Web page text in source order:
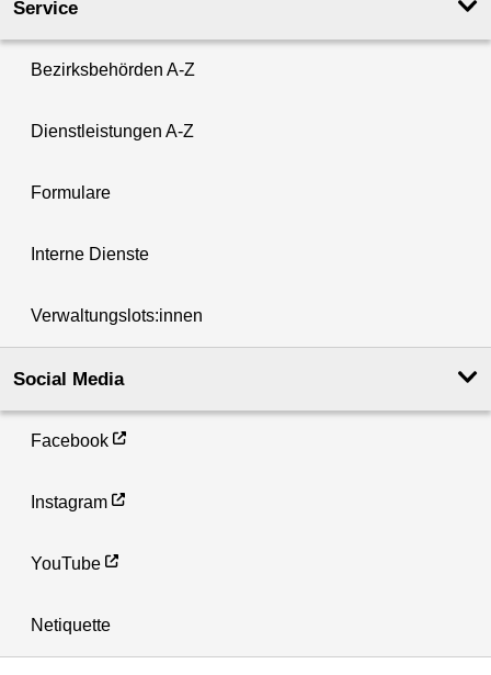
Service
Bezirksbehörden A-Z
Dienstleistungen A-Z
Formulare
Interne Dienste
Verwaltungslots:innen
Social Media
Facebook
Instagram
YouTube
Netiquette